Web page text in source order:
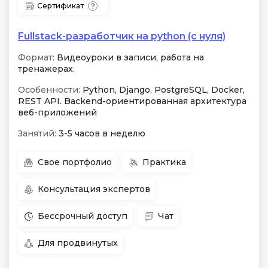
Сертификат
Fullstack-разработчик на python (с нуля)
Формат: Видеоуроки в записи, работа на
тренажерах.
Особенности: Python, Django, PostgreSQL, Docker,
REST API. Backend-ориентированная архитектура
веб-приложений
Занятий: 3-5 часов в неделю
Свое портфолио Практика
Консультация экспертов
Бессрочный доступ Чат
Для продвинутых